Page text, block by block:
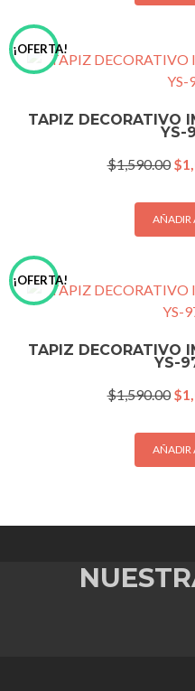
¡OFERTA!
TAPIZ DECORATIVO
YS-
$1,590.00 $
AÑADIR
¡OFERTA!
TAPIZ DECORATIVO
YS-
$1,590.00 $
AÑADIR